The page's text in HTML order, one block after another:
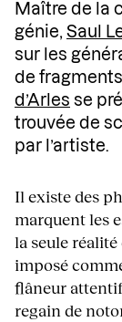
Maître de la
génie, Saul
sur les
de
d’Arles se
trouvée de
par l’artiste.
Il existe des
marquent les
la seule réalité
imposé
flâneur
regain de